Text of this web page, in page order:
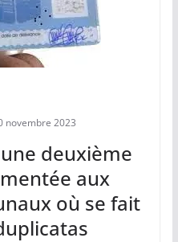
novembre 2023
deuxième
aux
où se fait